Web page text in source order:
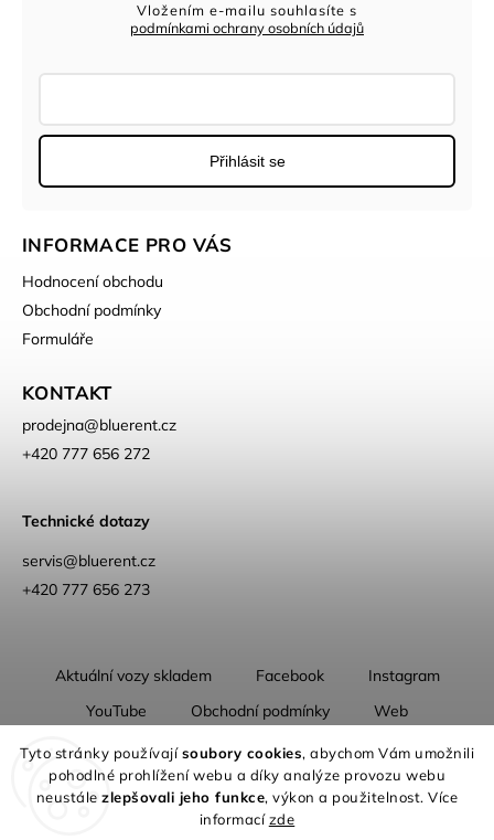
Tyto stránky používajísoubory cookies, abychom Vám umožnili
pohodlné prohlížení webu a díky analýze provozu webu
neustálezlepšovali jeho funkce, výkon a použitelnost. Více
informacízde
Vložením e-mailu souhlasíte s
podmínkami ochrany osobních údajů
Přihlásit se
INFORMACE PRO VÁS
Hodnocení obchodu
Obchodní podmínky
Formuláře
KONTAKT
prodejna@bluerent.cz
+420 777 656 272
Technické dotazy
servis@bluerent.cz
+420 777 656 273
Aktuální vozy skladem Facebook
Instagram
YouTube
Obchodní podmínky
Web
O nás